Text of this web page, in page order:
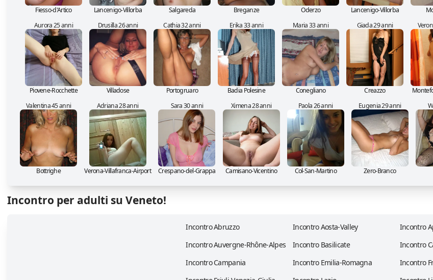
Fiesso-d'Artico Lancenigo-Villorba Salgareda Breganze Oderzo Lancenigo-Villorba
Aurora 25 anni
Piovene-Rocchette
Drusilla 26 anni
Villadose
Cathia 32 anni
Portogruaro
Erika 33 anni
Badia Polesine
Maria 33 anni
Conegliano
Giada 29 anni
Creazzo
Valentina 45 anni
Bottrighe
Adriana 28 anni
Verona-Villafranca-Airport
Sara 30 anni
Crespano-del-Grappa
Ximena 28 anni
Camisano-Vicentino
Paola 26 anni
Col-San-Martino
Eugenia 29 anni
Zero-Branco
Incontro per adulti su Veneto!
Incontro Abruzzo Incontro Aosta-Valley
Incontro
Incontro Auvergne-Rhône-Alpes
Incontro Basilicate
Incontro
Incontro Campania
Incontro Emilia-Romagna
Incontro